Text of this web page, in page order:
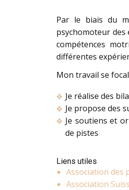
Par le biais du
psychomoteur des
compétences
différentes
Mon travail se
❖ Je réalise des
❖ Je propose des
❖ Je soutiens et
de pistes
Liens utiles
Association des
Association